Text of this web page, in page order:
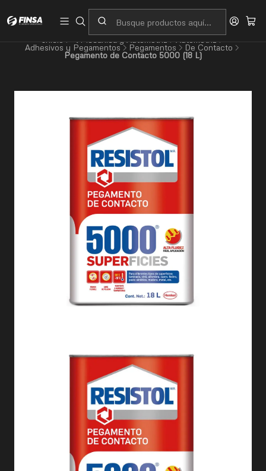
Adhesivos y Pegamentos Pegamentos De Contacto
Pegamento de Contacto 5000 (18 L)